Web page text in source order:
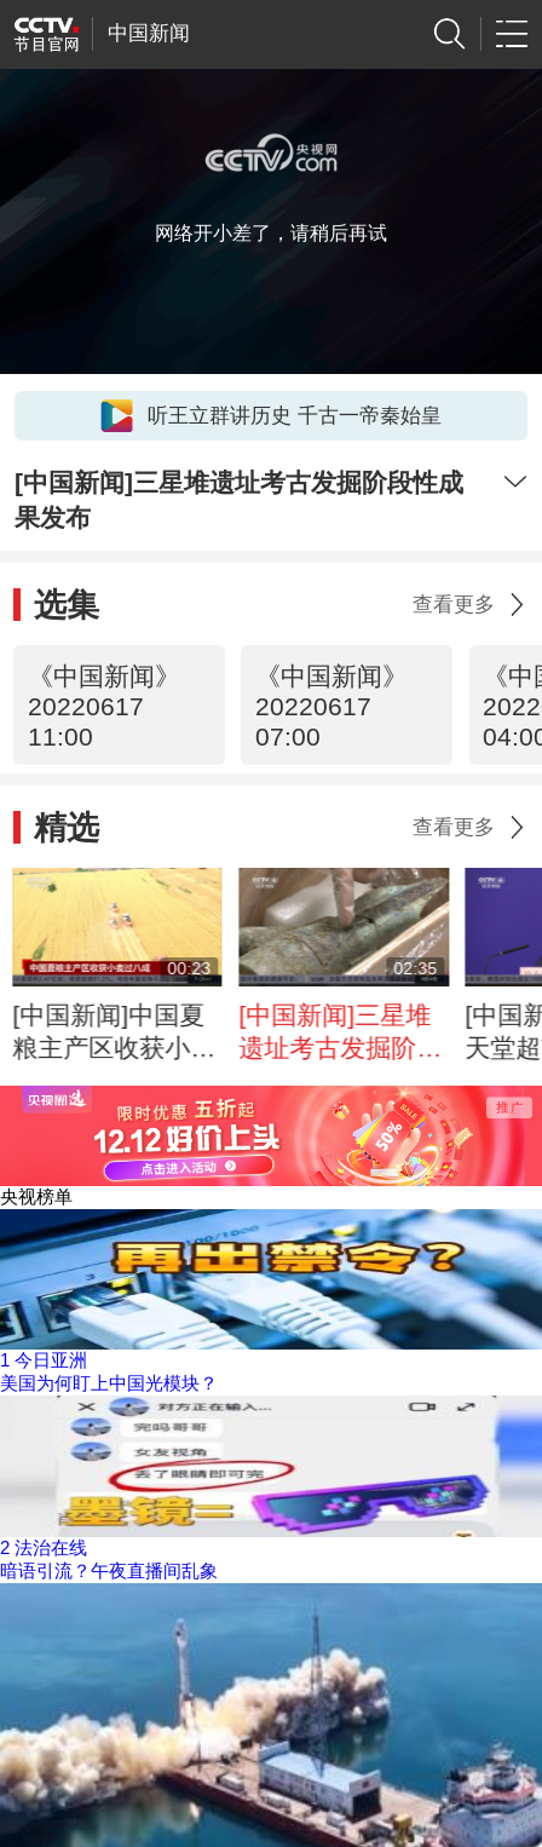
中国新闻
网络开小差了，请稍后再试
听王立群讲历史 千古一帝秦始皇
[中国新闻]三星堆遗址考古发掘阶段性成
果发布
选集 查看更多
《中国新闻》
20220617
11:00
《中国新闻》
20220617
07:00
《
精选 查看更多
00:23
[中国新闻]中国夏
粮主产区收获小麦
过八成
02:35
[中国新闻]三星堆
遗址考古发掘阶段
性成果发布
[中国
天堂
性疫
发病例
央视榜单
1 今日亚洲
美国为何盯上中国光模块？
2 法治在线
暗语引流？午夜直播间乱象